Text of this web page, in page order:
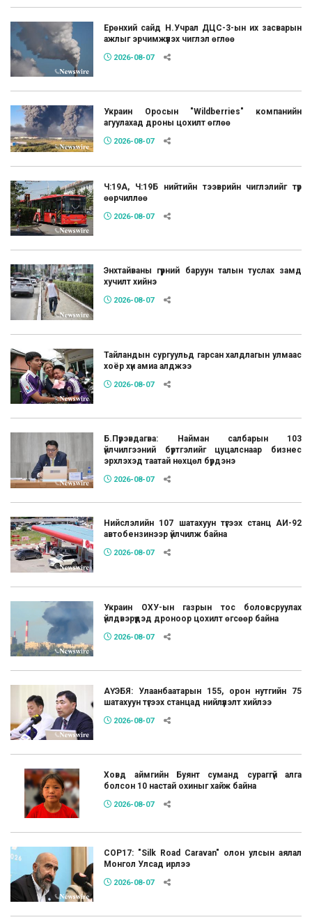
Ерөнхий сайд Н.Учрал ДЦС-3-ын их засварын
ажлыг эрчимжүүлэх чиглэл өглөө
2026-08-07
Украин Оросын "Wildberries" компанийн
агуулахад дроны цохилт өглөө
2026-08-07
Ч:19А, Ч:19Б нийтийн тээврийн чиглэлийг түр
өөрчиллөө
2026-08-07
Энхтайваны гүүрний баруун талын туслах замд
хучилт хийнэ
2026-08-07
Тайландын сургуульд гарсан халдлагын улмаас
хоёр хүн амиа алджээ
2026-08-07
Б.Пүрэвдагва: Найман салбарын 103
үйлчилгээний бүртгэлийг цуцалснаар бизнес
эрхлэхэд таатай нөхцөл бүрдэнэ
2026-08-07
Нийслэлийн 107 шатахуун түгээх станц АИ-92
автобензинээр үйлчилж байна
2026-08-07
Украин ОХУ-ын газрын тос боловсруулах
үйлдвэрүүдэд дроноор цохилт өгсөөр байна
2026-08-07
АҮЭБЯ: Улаанбаатарын 155, орон нутгийн 75
шатахуун түгээх станцад нийлүүлэлт хийлээ
2026-08-07
Ховд аймгийн Буянт суманд сураггүй алга
болсон 10 настай охиныг хайж байна
2026-08-07
COP17: "Silk Road Caravan" олон улсын аялал
Монгол Улсад ирлээ
2026-08-07